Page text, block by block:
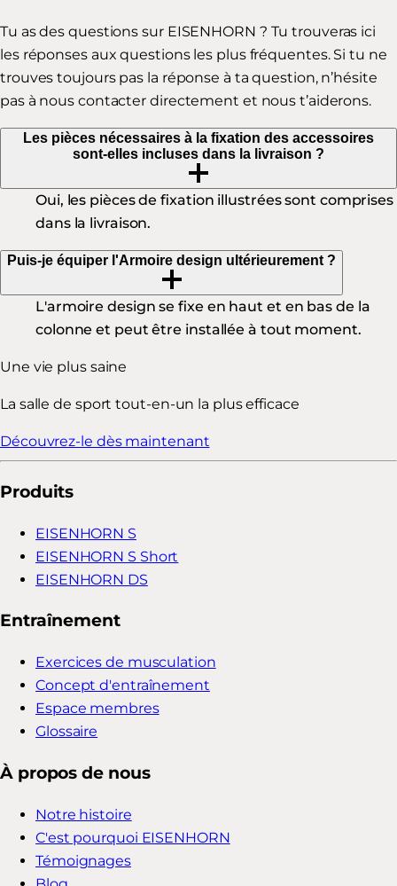
Tu as des questions sur EISENHORN ? Tu trouveras ici
les réponses aux questions les plus fréquentes. Si tu ne
trouves toujours pas la réponse à ta question, n’hésite
pas à nous contacter directement et nous t’aiderons.
Les pièces nécessaires à la fixation des accessoires
sont-elles incluses dans la livraison ?
Oui, les pièces de fixation illustrées sont comprises
dans la livraison.
Puis-je équiper l'Armoire design ultérieurement ?
L'armoire design se fixe en haut et en bas de la
colonne et peut être installée à tout moment.
Une vie plus saine
La salle de sport tout-en-un la plus efficace
Découvrez-le dès maintenant
Produits
EISENHORN S
EISENHORN S Short
EISENHORN DS
Entraînement
Exercices de musculation
Concept d'entraînement
Espace membres
Glossaire
À propos de nous
Notre histoire
C'est pourquoi EISENHORN
Témoignages